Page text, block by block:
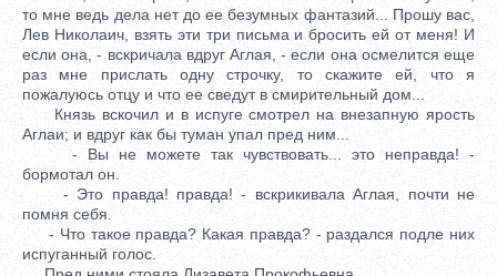
то мне ведь дела нет до ее безумных фантазий... Прошу вас,
Лев Николаич, взять эти три письма и бросить ей от меня! И
если она, - вскричала вдруг Аглая, - если она осмелится еще
раз мне прислать одну строчку, то скажите ей, что я
пожалуюсь отцу и что ее сведут в смирительный дом...
Князь вскочил и в испуге смотрел на внезапную ярость
Аглаи; и вдруг как бы туман упал пред ним...
- Вы не можете так чувствовать... это неправда! -
бормотал он.
- Это правда! правда! - вскрикивала Аглая, почти не
помня себя.
- Что такое правда? Какая правда? - раздался подле них
испуганный голос.